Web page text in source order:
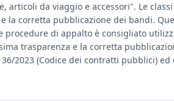
articoli da viaggio e accessori". Le
corretta pubblicazione dei bandi.
di appalto è consigliato
trasparenza e la corretta
2023 (Codice dei contratti pubblici)